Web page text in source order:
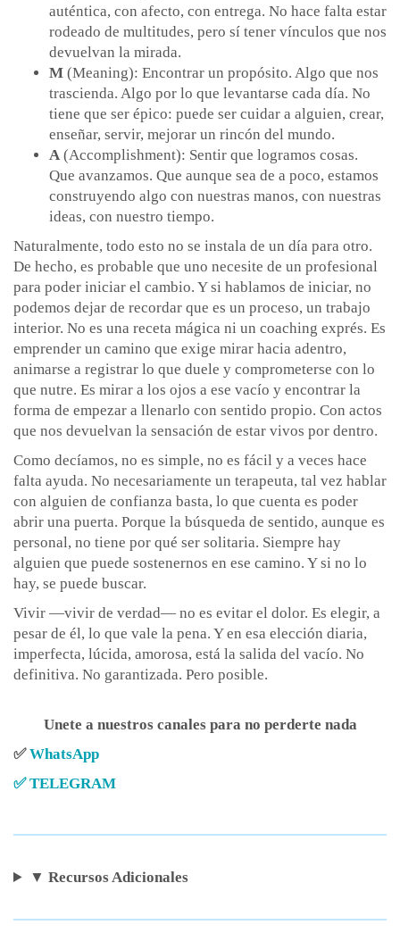
auténtica, con afecto, con entrega. No hace falta estar
rodeado de multitudes, pero sí tener vínculos que nos
devuelvan la mirada.
M (Meaning): Encontrar un propósito. Algo que nos
trascienda. Algo por lo que levantarse cada día. No
tiene que ser épico: puede ser cuidar a alguien, crear,
enseñar, servir, mejorar un rincón del mundo.
A (Accomplishment): Sentir que logramos cosas.
Que avanzamos. Que aunque sea de a poco, estamos
construyendo algo con nuestras manos, con nuestras
ideas, con nuestro tiempo.
Naturalmente, todo esto no se instala de un día para otro.
De hecho, es probable que uno necesite de un profesional
para poder iniciar el cambio. Y si hablamos de iniciar, no
podemos dejar de recordar que es un proceso, un trabajo
interior. No es una receta mágica ni un coaching exprés. Es
emprender un camino que exige mirar hacia adentro,
animarse a registrar lo que duele y comprometerse con lo
que nutre. Es mirar a los ojos a ese vacío y encontrar la
forma de empezar a llenarlo con sentido propio. Con actos
que nos devuelvan la sensación de estar vivos por dentro.
Como decíamos, no es simple, no es fácil y a veces hace
falta ayuda. No necesariamente un terapeuta, tal vez hablar
con alguien de confianza basta, lo que cuenta es poder
abrir una puerta. Porque la búsqueda de sentido, aunque es
personal, no tiene por qué ser solitaria. Siempre hay
alguien que puede sostenernos en ese camino. Y si no lo
hay, se puede buscar.
Vivir —vivir de verdad— no es evitar el dolor. Es elegir, a
pesar de él, lo que vale la pena. Y en esa elección diaria,
imperfecta, lúcida, amorosa, está la salida del vacío. No
definitiva. No garantizada. Pero posible.
Unete a nuestros canales para no perderte nada
✅WhatsApp
✅ TELEGRAM
▼ Recursos Adicionales